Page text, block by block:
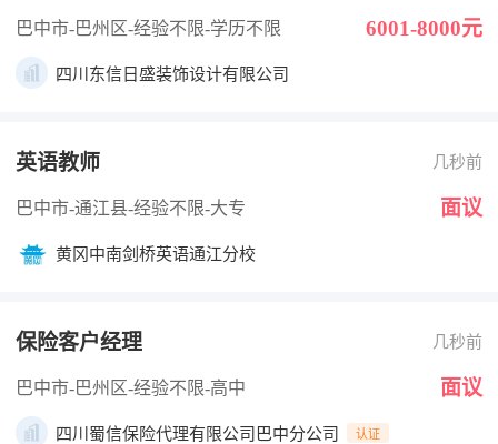
巴中市-巴州区-经验不限-学历不限 6001-8000元
四川东信日盛装饰设计有限公司
英语教师 几秒前
巴中市-通江县-经验不限-大专 面议
黄冈中南剑桥英语通江分校
保险客户经理 几秒前
巴中市-巴州区-经验不限-高中 面议
四川蜀信保险代理有限公司巴中分公司 认证